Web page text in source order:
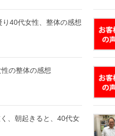
り40代女性、整体の感想
の整体の感想
、朝起きると、40代女